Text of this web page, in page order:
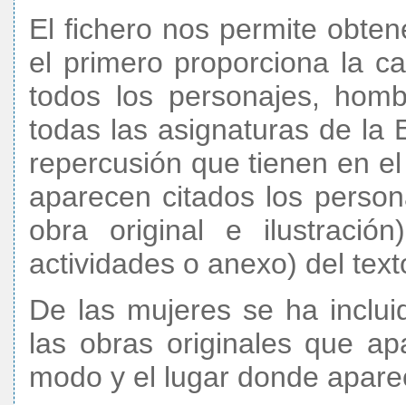
El fichero nos permite
el primero proporciona la
todos los personajes,
todas las asignaturas de la
repercusión que tienen en
aparecen citados los
obra original e
actividades o anexo) del
De las mujeres se ha
las obras originales que
modo y el lugar donde